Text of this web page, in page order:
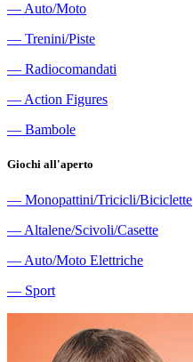
― Auto/Moto
― Trenini/Piste
― Radiocomandati
― Action Figures
― Bambole
Giochi all'aperto
― Monopattini/Tricicli/Biciclette
― Altalene/Scivoli/Casette
― Auto/Moto Elettriche
― Sport